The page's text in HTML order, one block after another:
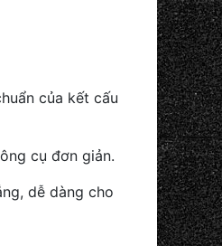
của kết cấu
cụ đơn giản.
dễ dàng cho